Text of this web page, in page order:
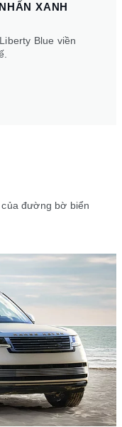
XANH
Blue viền
đường bờ biển